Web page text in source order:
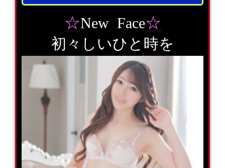
☆New Face☆
初々しいひと時を